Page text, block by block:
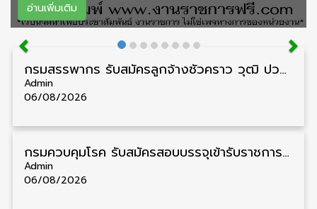
อ่านเพิ่มเติม
กรมสรรพากร รับสมัครลูกจ้างชั่วคราว วุฒิ ปวช./ป.ตรี 138 อัตรา รับสมัคร 17 – 31 สิงหาคม
Admin
06/08/2026
กรมควบคุมโรค รับสมัครสอบบรรจุเข้ารับราชการ วุฒิ ปวส./ป.ตรี 17 อัตรา รับสมัคร 17 สิงหาคม – 4 กันยายน
Admin
06/08/2026